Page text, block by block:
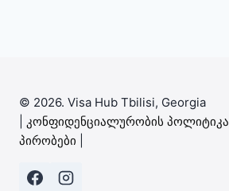
© 2026. Visa Hub Tbilisi, Georgia
კონფიდენციალურობის პოლიტიკა
პირობები